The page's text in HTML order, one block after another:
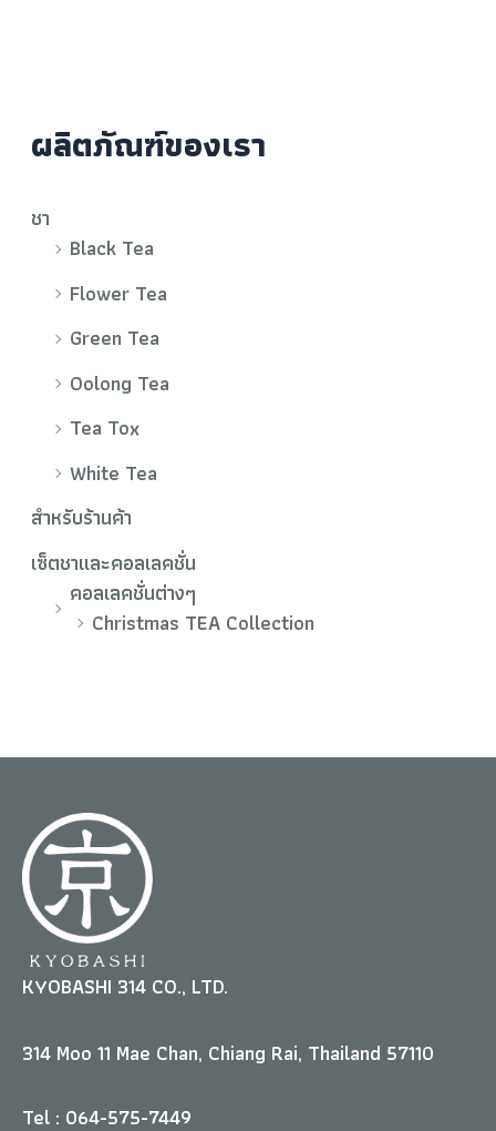
ผลิตภัณฑ์ของเรา
ชา
Black Tea
Flower Tea
Green Tea
Oolong Tea
Tea Tox
White Tea
สำหรับร้านค้า
เซ็ตชาและคอลเลคชั่น
คอลเลคชั่นต่างๆ
Christmas TEA Collection
KYOBASHI 314 CO., LTD.
314 Moo 11 Mae Chan, Chiang Rai, Thailand 57110
Tel : 064-575-7449